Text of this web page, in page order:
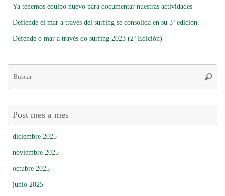
Ya tenemos equipo nuevo para documentar nuestras actividades
Defiende el mar a través del surfing se consolida en su 3ª edición.
Defende o mar a través do surfing 2023 (2ª Edición)
Post mes a mes
diciembre 2025
noviembre 2025
octubre 2025
junio 2025